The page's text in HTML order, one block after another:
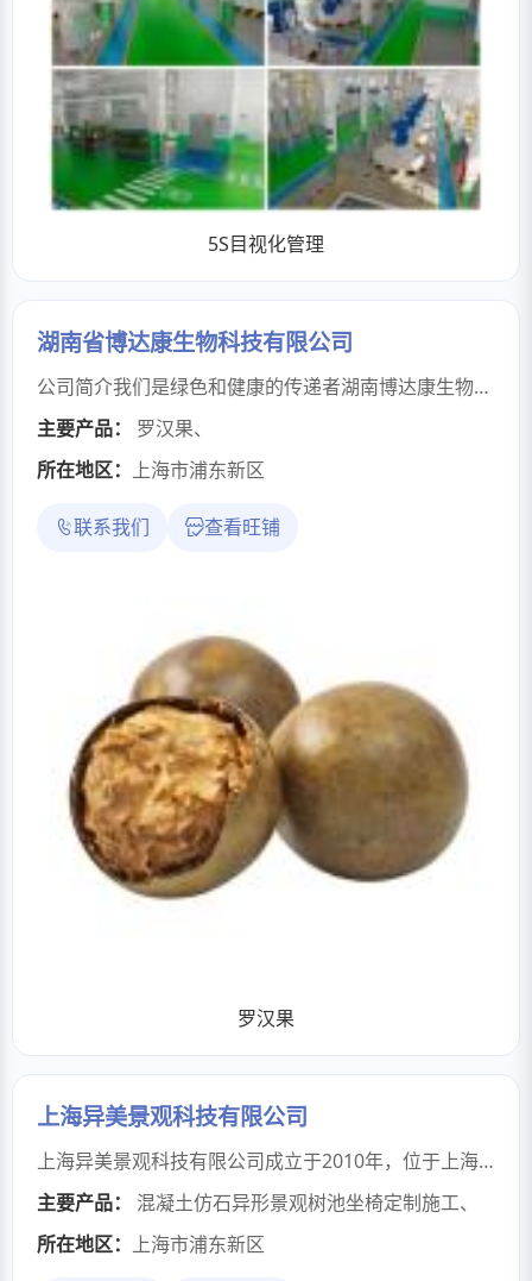
5S目视化管理
湖南省博达康生物科技有限公司
公司简介我们是绿色和健康的传递者湖南博达康生物科技有限公司从事植物提取、生物发酵和合成我们专注于植物药的提取、生物发酵和合成，以及为全球市场供应营养保健品、功能性食品、药品和化妆品的原材料。我们在全球范围内建立了严格的原材料选择体系：在东南亚、印度、非洲等地均有优质供应商，从原材料到生产的每个环节都经过严格把控，致力于为客户提供更好、更新的产品。我们拥有经验丰富的货运代理和全球运输网络，凭借的管理系统，我们可以实时跟踪货物，控制仓库的存储量，并让客户随时了解货物和仓储的状态。我们致力于寻求和发展长期稳定的商业合作伙伴！研发与检测的R&D团队以及的检测自公司成立以来，始终坚持信誉上，质量上的企业信条，产品被广泛地应用于营业保健、生物医药、饮料食品和化妆品的研发及生产领域，销售范围遍及全球。目前，公司与诸多国内外的生产研发和检验检测单位建立了扎实的合作伙伴关系。保持着灵敏和市场的产品嗅觉，始终在进行产品与技术的迭代更新。荣誉与资质的健康原料供应商坚持高标准的追求，养成高水平的职业素养，拥抱变化，创造性地工作，海纳百川、有容乃大，尊重不同，结果一同，有合作精神，发展协同能力，追求相关方共赢思维
主要产品：
罗汉果、
所在地区： 上海市浦东新区
联系我们 查看旺铺
罗汉果
上海异美景观科技有限公司
上海异美景观科技有限公司成立于2010年，位于上海嘉定工业园区，是集研发、生产、施工与服务于一体的新技术企业。公司深耕装饰混凝土新材料领域，主营无机磨石花坛坐凳、透水混凝土、压模地坪、砾石混凝土等环保建材的推广应用，致力于为市政工程、商业空间、文旅景观等领域提供一站式装饰解决方案。 公司以混凝土仿石为主要产品，融合材料科学与美学设计，打造功能性与艺术性统一的建筑装饰场景，形成”EM”及“易美泰科石”两大自主知识产权品牌。依托自主研发的无机磨石凝胶料配方体系结合传统水磨石施工工艺，产品在抗压强度、奈磨性及环保性等指标上达到行业较高水平。业务涵盖定制化异形磨石花坛、坐凳、墙面）、大型景观地面工程及水泥仿木装饰等，服务客户包括大型地产集团、各级景区及城市更新项目。 公司注重研发团队建设，与上海各材料学院建立产学研合作，研创界面焊接剂、聚合物凝胶料及罩面养护系列产品，解决传统水磨石易开裂、色差控制难等行业痛点。十余年间，上海异美坚持贯彻绿色、美观、实用的企业价值观，凭借良好的资源整合能力，不断地拓宽业务格局，以设计规划为先导，以产品开发为主线，坚持工程施工与部分原料供应为业务格局，打造集规划设计、模具开发、原料供应、工程施工及相关业务服务于一体的综合性景观新材服务企业。公司不断用新颖的理念和真诚的服务满足客户的需求，先后参建上海世博、郑州绿博园、西安世园会、方特主题乐园、江西花木世界等大中小工程项目，受到新老客户的信赖和赞扬。
主要产品：
混凝土仿石异形景观树池坐椅定制施工、
所在地区： 上海市浦东新区